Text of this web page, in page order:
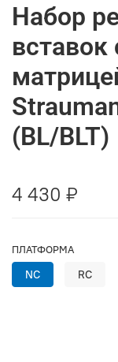
Набор
вставок
(BL/BLT)
4 430 ₽
ПЛАТФОРМА
NC RC